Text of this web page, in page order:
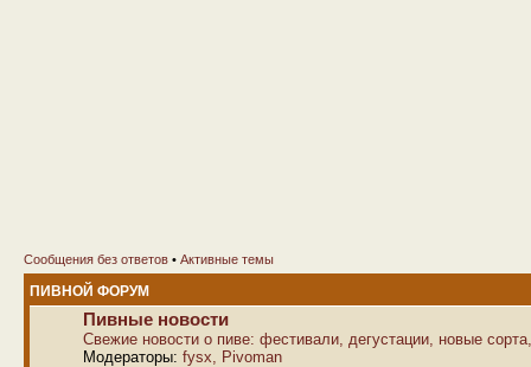
Сообщения без ответов • Активные темы
ПИВНОЙ ФОРУМ
Пивные новости
Свежие новости о пиве: фестивали, дегустации, новые
Модераторы: fysx Pivoman